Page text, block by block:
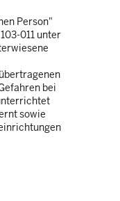
Person"
011 unter
bei
sowie